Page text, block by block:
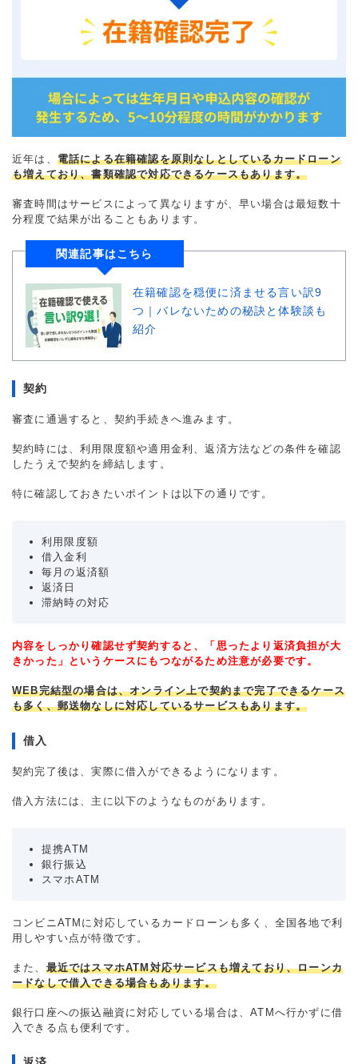
近年は、 電話による在籍確認を原則なしとしているカードローン
も増えており、書類確認で対応できるケースもあります。
審査時間はサービスによって異なりますが、早い場合は最短数十
分程度で結果が出ることもあります。
関連記事はこちら
在籍確認を穏便に済ませる言い訳9
つ｜バレないための秘訣と体験談も
紹介
契約
審査に通過すると、契約手続きへ進みます。
契約時には、利用限度額や適用金利、返済方法などの条件を確認
したうえで契約を締結します。
特に確認しておきたいポイントは以下の通りです。
利用限度額
借入金利
毎月の返済額
返済日
滞納時の対応
内容をしっかり確認せず契約すると、「思ったより返済負担が大
きかった」というケースにもつながるため注意が必要です。
WEB完結型の場合は、オンライン上で契約まで完了できるケース
も多く、郵送物なしに対応しているサービスもあります。
借入
契約完了後は、実際に借入ができるようになります。
借入方法には、主に以下のようなものがあります。
提携ATM
銀行振込
スマホATM
コンビニATMに対応しているカードローンも多く、全国各地で利
用しやすい点が特徴です。
また、 最近ではスマホATM対応サービスも増えており、ローンカ
ードなしで借入できる場合もあります。
銀行口座への振込融資に対応している場合は、ATMへ行かずに借
入できる点も便利です。